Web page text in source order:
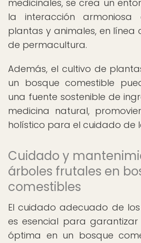
medicinales, se crea un
la interacción armoniosa
plantas y animales, en línea
de permacultura.
Además, el cultivo de
un bosque comestible
una fuente sostenible de
medicina natural,
holístico para el cuidado de
Cuidado y
árboles frutales en
comestibles
El cuidado adecuado de
es esencial para
óptima en un bosque